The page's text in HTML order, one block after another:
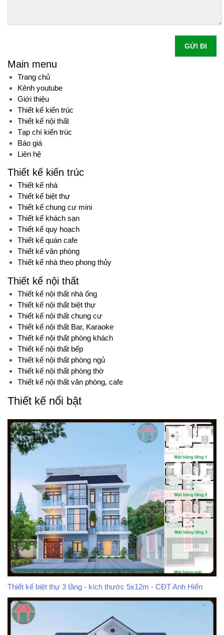
GỬI ĐI
Main menu
Trang chủ
Kênh youtube
Giới thiệu
Thiết kế kiến trúc
Thiết kế nội thất
Tạp chí kiến trúc
Báo giá
Liên hệ
Thiết kế kiến trúc
Thiết kế nhà
Thiết kế biệt thự
Thiết kế chung cư mini
Thiết kế khách sạn
Thiết kế quy hoạch
Thiết kế quán cafe
Thiết kế văn phòng
Thiết kế nhà theo phong thủy
Thiết kế nội thất
Thiết kế nội thất nhà ống
Thiết kế nội thất biệt thự
Thiết kế nội thất chung cư
Thiết kế nội thất Bar, Karaoke
Thiết kế nội thất phòng khách
Thiết kế nội thất bếp
Thiết kế nội thất phòng ngủ
Thiết kế nội thất phòng thờ
Thiết kế nội thất văn phòng, cafe
Thiết kế nổi bật
Thiết kế biệt thự 3 tầng - kích thước 5x12m - CĐT Anh Hiển